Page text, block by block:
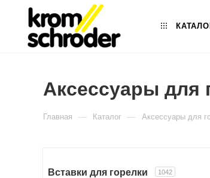
Аксессуары для
Главная — Каталог — Аксессуары для
Вставки для горелки 1042